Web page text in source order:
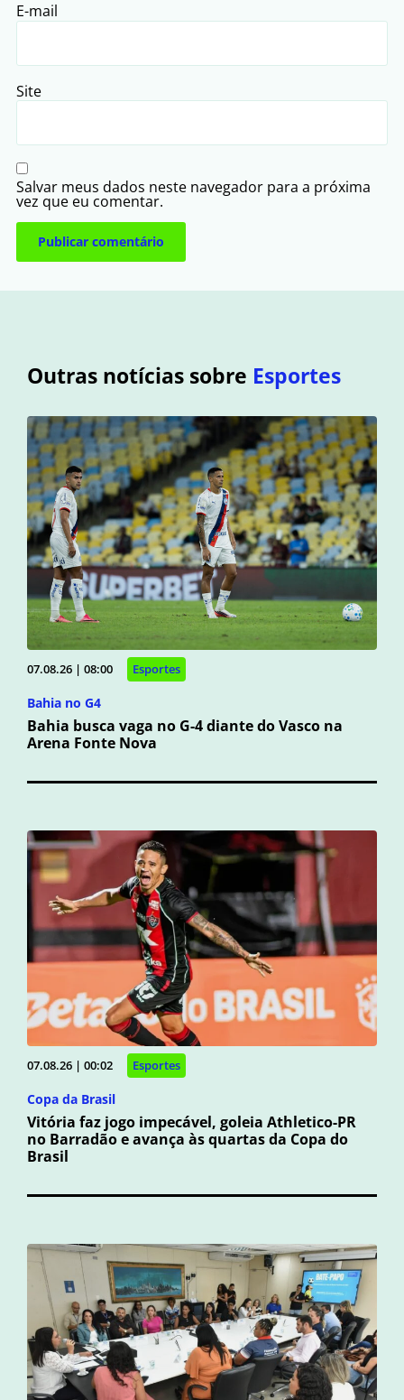
E-mail
Site
Salvar meus dados neste navegador para a próxima
vez que eu comentar.
Outras notícias sobre Esportes
07.08.26 | 08:00 Esportes
Bahia no G4
Bahia busca vaga no G-4 diante do Vasco na
Arena Fonte Nova
07.08.26 | 00:02 Esportes
Copa da Brasil
Vitória faz jogo impecável, goleia Athletico-PR
no Barradão e avança às quartas da Copa do
Brasil